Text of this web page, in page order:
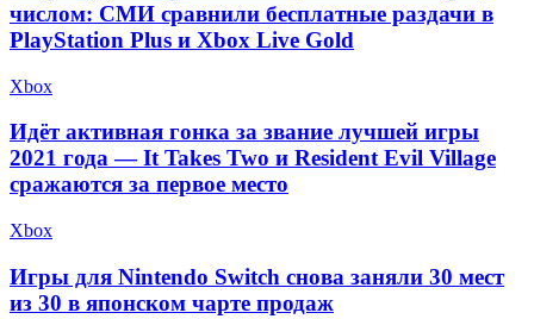
числом: СМИ сравнили бесплатные раздачи в
PlayStation Plus и Xbox Live Gold
Xbox
Идёт активная гонка за звание лучшей игры
2021 года — It Takes Two и Resident Evil Village
сражаются за первое место
Xbox
Игры для Nintendo Switch снова заняли 30 мест
из 30 в японском чарте продаж